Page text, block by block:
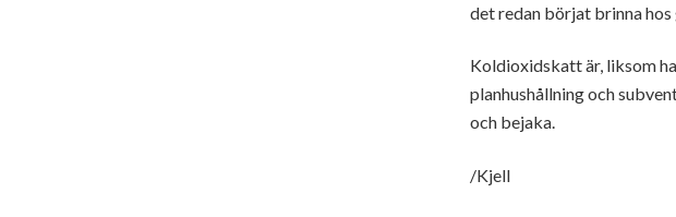
det redan börjat brinna hos
Koldioxidskatt är, liksom
planhushållning och
och bejaka.
/Kjell